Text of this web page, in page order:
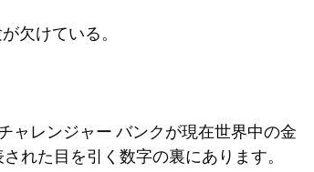
欠けている。
ャレンジャー バンクが現在世界中の金
れた目を引く数字の裏にあります。